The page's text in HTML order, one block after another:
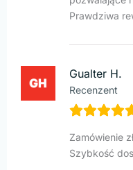
Prawdziwa
Gualter H.
Recenzent
Zamówienie
Szybkość